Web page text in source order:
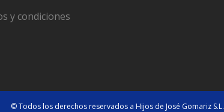
y condiciones
© Todos los derechos reservados a Hijos de José Gomariz S.L.